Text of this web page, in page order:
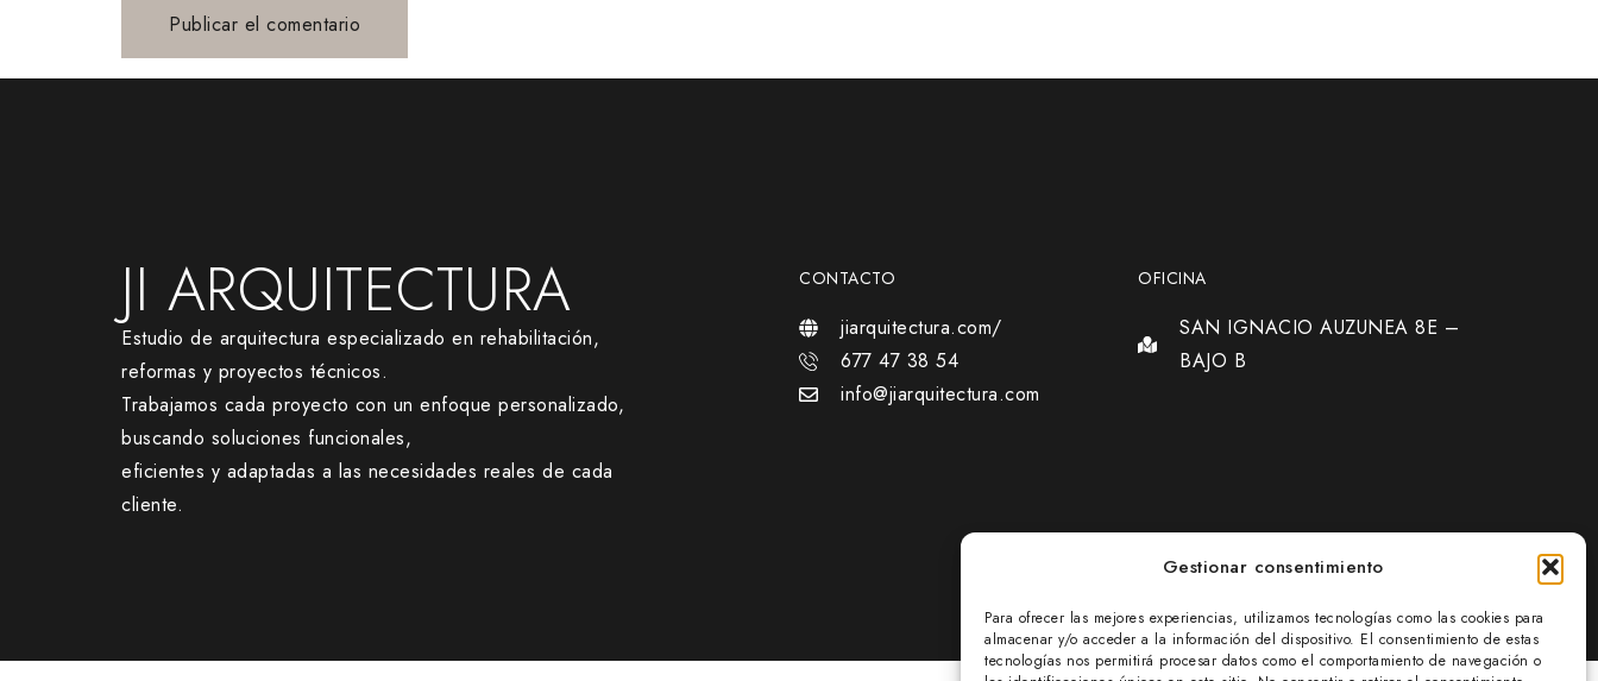
Gestionar consentimiento
Para ofrecer las mejores experiencias, utilizamos tecnologías como las cookies para
almacenar y/o acceder a la información del dispositivo. El consentimiento de estas
tecnologías nos permitirá procesar datos como el comportamiento de navegación o
JI ARQUITECTURA
Estudio de arquitectura especializado en rehabilitación,
reformas y proyectos técnicos.
Trabajamos cada proyecto con un enfoque personalizado,
buscando soluciones funcionales,
eficientes y adaptadas a las necesidades reales de cada
cliente.
CONTACTO
jiarquitectura.com/
677 47 38 54
info@jiarquitectura.com
OFICINA
SAN IGNACIO AUZUNEA 8E –
BAJO B